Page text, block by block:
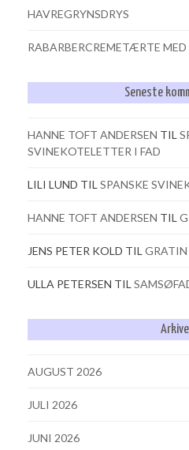
HAVREGRYNSDRYS
RABARBERCREMETÆRTE
Seneste
HANNE TOFT ANDERSEN TIL
SVINEKOTELETTER I FAD
LILI LUND TIL SPANSKE
HANNE TOFT ANDERSEN TIL
JENS PETER KOLD TIL GRATIN
ULLA PETERSEN TIL
AUGUST 2026
JULI 2026
JUNI 2026